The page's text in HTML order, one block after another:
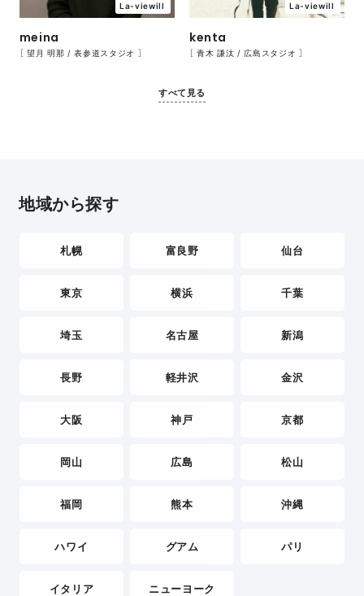
meina
［ 望月 明那 / 表参道スタジオ ］
La-viewill
kenta
［ 青木 謙汰 / 広島スタジオ ］
La-viewill
すべて見る
地域から探す
札幌 富良野 仙台
東京 横浜 千葉
埼玉 名古屋 新潟
長野 軽井沢 金沢
大阪 神戸 京都
岡山 広島 松山
福岡 熊本 沖縄
ハワイ グアム パリ
イタリア ニューヨーク